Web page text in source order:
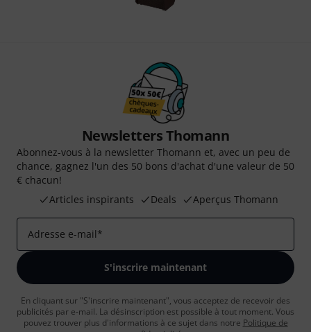
Newsletters Thomann
Abonnez-vous à la newsletter Thomann et, avec un peu de
chance, gagnez l'un des 50 bons d'achat d'une valeur de 50
€ chacun!
Articles inspirants
Deals Aperçus Thomann
Adresse e-mail*
S'inscrire maintenant
En cliquant sur "S'inscrire maintenant", vous acceptez de recevoir des
publicités par e-mail. La désinscription est possible à tout moment. Vous
pouvez trouver plus d'informations à ce sujet dans notre Politique de